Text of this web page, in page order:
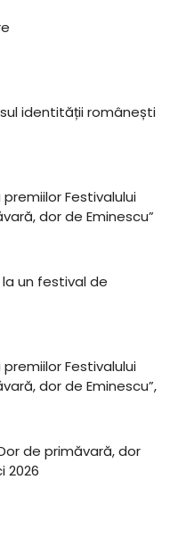
identității românești
Festivalului
dor de Eminescu”
un festival de
Festivalului
dor de Eminescu”,
de primăvară, dor
2026